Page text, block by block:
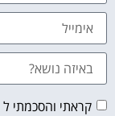
קראתי והסכמתי ל